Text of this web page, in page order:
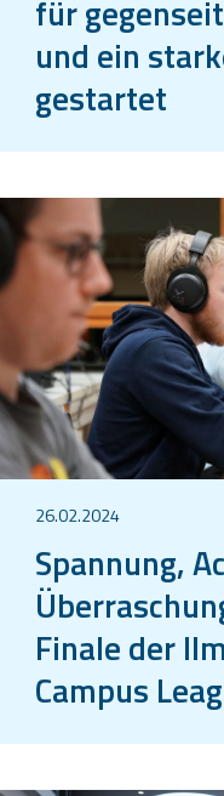
für
und ein
gestartet
26.02.2024
Spannung,
Finale der
Campus